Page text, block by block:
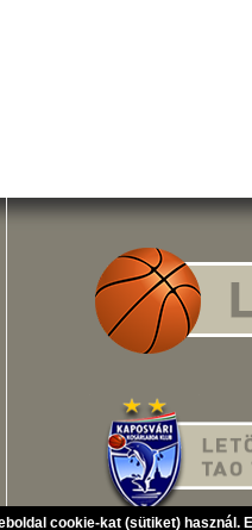
cookie-kat (sütiket) használ.